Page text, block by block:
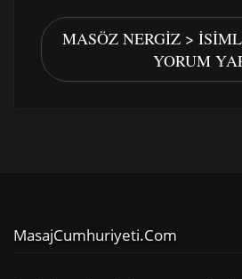
MASÖZ NERGIZ >
YORUM
MasajCumhuriyeti.com